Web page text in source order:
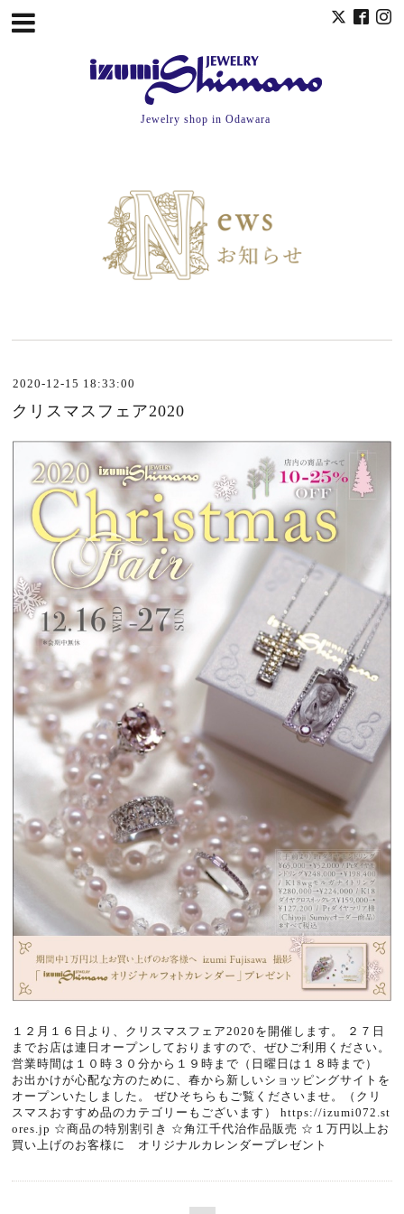
Jewelry shop in Odawara
2020-12-15 18:33:00
クリスマスフェア2020
１２月１６日より、クリスマスフェア2020を開催します。 ２７日
までお店は連日オープンしておりますので、ぜひご利用ください。
営業時間は１０時３０分から１９時まで（日曜日は１８時まで）
お出かけが心配な方のために、春から新しいショッピングサイトを
オープンいたしました。 ぜひそちらもご覧くださいませ。（クリ
スマスおすすめ品のカテゴリーもございます） https://izumi072.st
ores.jp ☆商品の特別割引き ☆角江千代治作品販売 ☆１万円以上お
買い上げのお客様に オリジナルカレンダープレゼント